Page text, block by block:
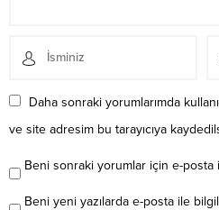
Daha sonraki yorumlarımda
ve site adresim bu tarayıcıya
Beni sonraki yorumlar için e-posta
Beni yeni yazılarda e-posta ile